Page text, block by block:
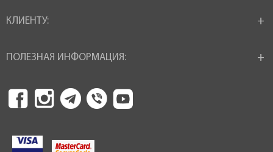
КЛИЕНТУ:
ПОЛЕЗНАЯ ИНФОРМАЦИЯ: